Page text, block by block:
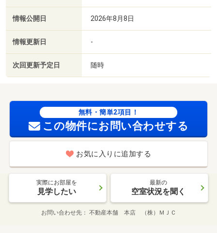
情報公開日 2026年8月8日
情報更新日 -
次回更新予定日 随時
無料・簡単2項目！
この物件にお問い合わせする
お気に入りに追加する
実際にお部屋を
見学したい
最新の
空室状況を聞く
お問い合わせ先 不動産本舗 本店 （株）ＭＪＣ